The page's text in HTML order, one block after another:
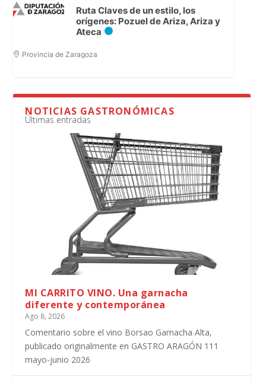
Ruta Claves de un estilo, los
orígenes: Pozuel de Ariza, Ariza y
Ateca
Provincia de Zaragoza
NOTICIAS GASTRONÓMICAS
Últimas entradas
MI CARRITO VINO. Una garnacha
diferente y contemporánea
Ago 8, 2026
Comentario sobre el vino Borsao Garnacha Alta,
publicado originalmente en GASTRO ARAGÓN 111
mayo-junio 2026